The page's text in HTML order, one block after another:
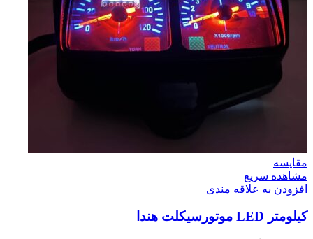
مقایسه
مشاهده سریع
افزودن به علاقه مندی
کیلومتر LED موتورسیکلت هندا